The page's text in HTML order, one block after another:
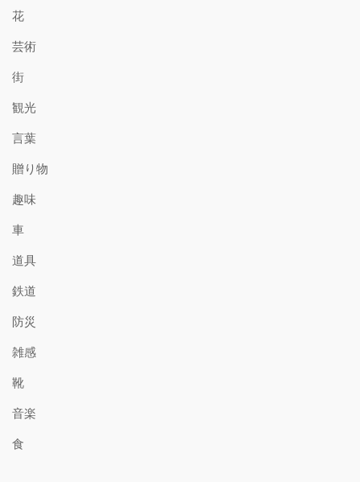
花
芸術
街
観光
言葉
贈り物
趣味
車
道具
鉄道
防災
雑感
靴
音楽
食